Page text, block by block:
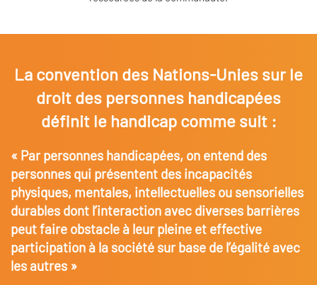
La convention des Nations-Unies sur le
droit des personnes handicapées
définit le handicap comme suit :
« Par personnes handicapées, on entend des
personnes qui présentent des incapacités
physiques, mentales, intellectuelles ou sensorielles
durables dont l’interaction avec diverses barrières
peut faire obstacle à leur pleine et effective
participation à la société sur base de l’égalité avec
les autres »